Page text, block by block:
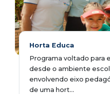
Horta Educa
Programa voltado para
desde o ambiente
envolvendo eixo
de uma hort...